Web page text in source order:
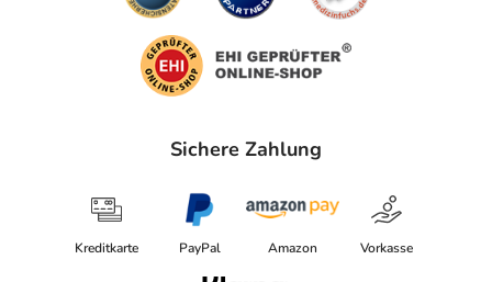
Sichere Zahlung
Kreditkarte PayPal Amazon Vorkasse